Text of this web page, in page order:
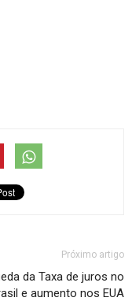
Próximo artigo
da Taxa de juros no
e aumento nos EUA